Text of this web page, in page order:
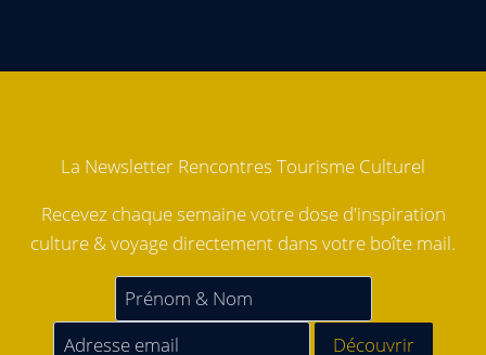
La Newsletter Rencontres Tourisme Culturel
Recevez chaque semaine votre dose d'inspiration
culture & voyage directement dans votre boîte mail.